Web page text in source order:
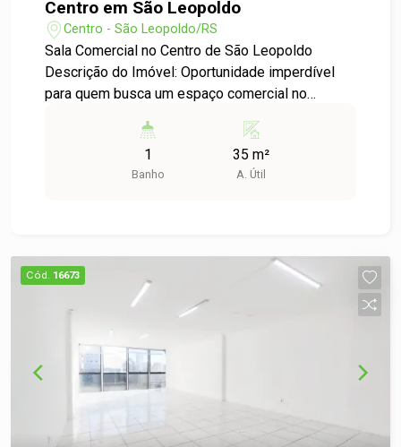
Centro em São Leopoldo
Centro - São Leopoldo/RS
Sala Comercial no Centro de São Leopoldo
Descrição do Imóvel: Oportunidade imperdível
para quem busca um espaço comercial no
locação uma sala comercial em condomínio, ideal
para escritórios, consultórios ou pequenos
conservada, proporcionando conforto e
segurança para você e seus clientes
Diferenciais: - Ambientes bem iluminados e
arejados - Excelente circulação de pessoas na
área, aumentando a visibilidade do seu negócio -
Próximo a transportes públicos, facilitando o
acesso de clientes e colaboradores -
Estacionamento disponível nas proximidades
Agende uma Visita: Não perca essa chance de
1
Banho
35 m²
A. Útil
Cód. 16673